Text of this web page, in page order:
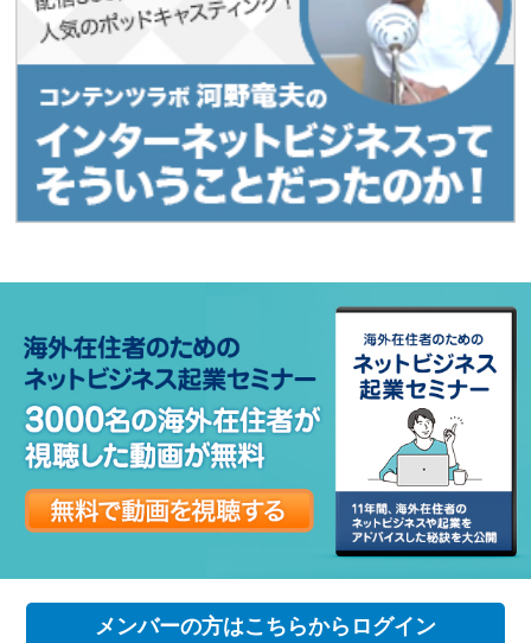
メンバーの方はこちらからログイン